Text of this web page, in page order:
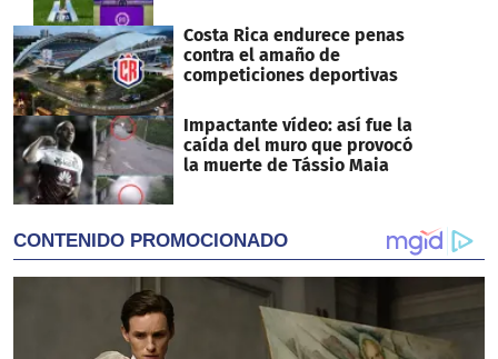
Costa Rica endurece penas
contra el amaño de
competiciones deportivas
Impactante vídeo: así fue la
caída del muro que provocó
la muerte de Tássio Maia